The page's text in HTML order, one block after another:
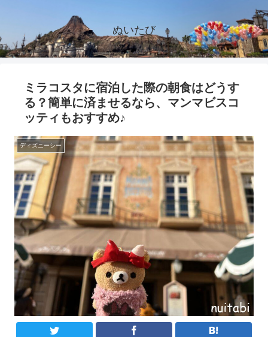
ぬいたび
ミラコスタに宿泊した際の朝食はどうす
る？簡単に済ませるなら、マンマビスコ
ッティもおすすめ♪
ディズニーシー